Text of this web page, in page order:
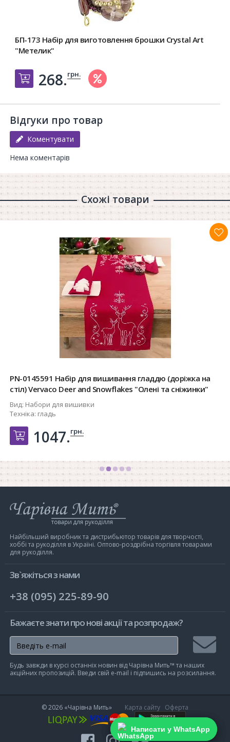
Написати у WhatsApp
Написати у WhatsApp
БП-173 Набір для виготовлення брошки Crystal Art
"Метелик"
Добавить в корзину
268.грн.
Відгуки про товар
Коментувати
Нема коментарів
Схожі товари
PN-0145591 Набір для вишивання гладдю (доріжка на
стіл) Vervaco Deer and Snowflakes "Олені та сніжинки"
Вид: Набори для вишивки
Техніка: гладь
Добавить в корзину
1047.грн.
Інтернет-
магазин
Мить
Найбільший виробник та дистрибьютор товарів для творчості,
хоббі та рукоділля в Україні. Оптово-роздрібна торгівля товарами
для рукоділля.
Зв`яжіться з нами
+38 (095) 225-89-90
Бажаєте знати про нові акції та розпродаж?
на
Будь завжди в курсі останніх новин від Чарівна Мить™ та наших
акційних пропозицій. Введи свій e-mail і підпишись на розсилання.
© 2026 «Чарівна Мить» Карта сайту Оферта